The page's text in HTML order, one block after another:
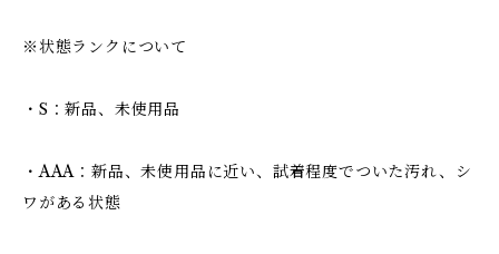
※状態ランクについて
・S：新品、未使用品
・AAA：新品、未使用品に近い、試着程度でついた汚れ、シ
ワがある状態